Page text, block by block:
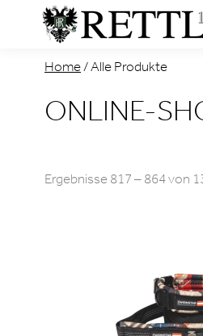
Home/Alle Produkte
ONLINE-
Ergebnisse 817 – 864 von